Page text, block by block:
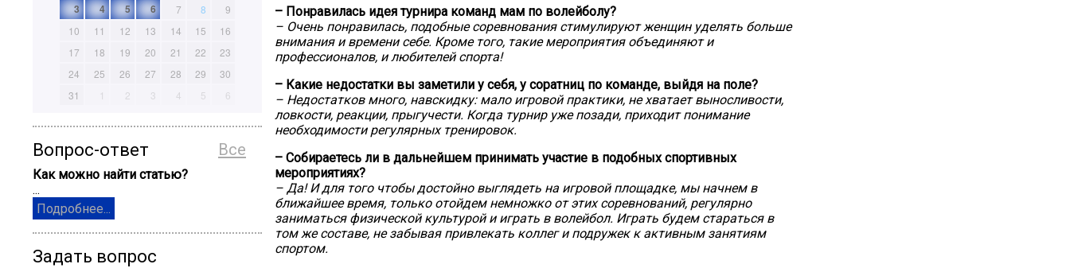
3
4 5 6 7 8
9
10
11 12 13 14 15
16
17
18 19 20 21 22
23
24
25 26 27 28 29
30
31
1 2 3 4 5 6
Все
Вопрос-ответ
Как можно найти статью?
...
Подробнее...
Задать вопрос
– Понравилась идея турнира команд мам по волейболу?
– Очень понравилась, подобные соревнования стимулируют женщин уделять больше
внимания и времени себе. Кроме того, такие мероприятия объединяют и
профессионалов, и любителей спорта!
– Какие недостатки вы заметили у себя, у соратниц по команде, выйдя на поле?
– Недостатков много, навскидку: мало игровой практики, не хватает выносливости,
ловкости, реакции, прыгучести. Когда турнир уже позади, приходит понимание
необходимости регулярных тренировок.
– Собираетесь ли в дальнейшем принимать участие в подобных спортивных
мероприятиях?
– Да! И для того чтобы достойно выглядеть на игровой площадке, мы начнем в
ближайшее время, только отойдем немножко от этих соревнований, регулярно
заниматься физической культурой и играть в волейбол. Играть будем стараться в
том же составе, не забывая привлекать коллег и подружек к активным занятиям
спортом.